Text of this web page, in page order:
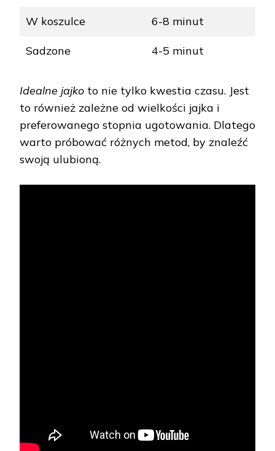
W koszulce 6-8 minut
Sadzone 4-5 minut
Idealne jajko to nie tylko kwestia czasu. Jest
to również zależne od wielkości jajka i
preferowanego stopnia ugotowania. Dlatego
warto próbować różnych metod, by znaleźć
swoją ulubioną.